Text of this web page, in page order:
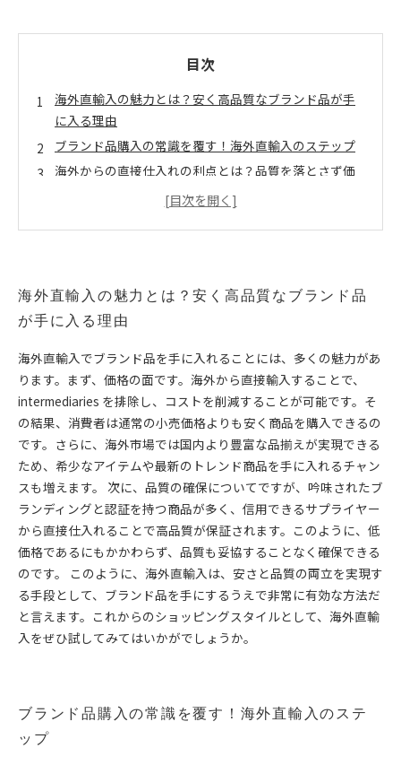
目次
海外直輸入の魅力とは？安く高品質なブランド品が手
に入る理由
ブランド品購入の常識を覆す！海外直輸入のステップ
海外からの直接仕入れの利点とは？品質を落とさず価
海外直輸入の注意点：賢い購入を実現するために知っ
ておくべきこと
しみ方
海外直輸入の魅力とは？安く高品質なブランド品
が手に入る理由
海外直輸入でブランド品を手に入れることには、多くの魅力があ
ります。まず、価格の面です。海外から直接輸入することで、
intermediaries を排除し、コストを削減することが可能です。そ
の結果、消費者は通常の小売価格よりも安く商品を購入できるの
です。さらに、海外市場では国内より豊富な品揃えが実現できる
ため、希少なアイテムや最新のトレンド商品を手に入れるチャン
スも増えます。 次に、品質の確保についてですが、吟味されたブ
ランディングと認証を持つ商品が多く、信用できるサプライヤー
から直接仕入れることで高品質が保証されます。このように、低
価格であるにもかかわらず、品質も妥協することなく確保できる
のです。 このように、海外直輸入は、安さと品質の両立を実現す
る手段として、ブランド品を手にするうえで非常に有効な方法だ
と言えます。これからのショッピングスタイルとして、海外直輸
入をぜひ試してみてはいかがでしょうか。
ブランド品購入の常識を覆す！海外直輸入のステ
ップ